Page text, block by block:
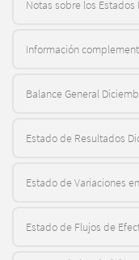
Notas sobre los
Información
Balance General
Estado de Resultados
Estado de Variaciones
Estado de Flujos de